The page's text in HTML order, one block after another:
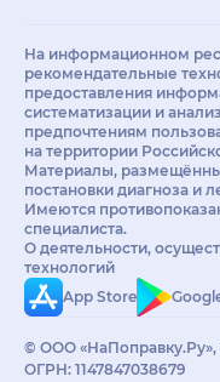
На информационном
рекомендательные
предоставления
систематизации и
предпочтениям
на территории
Материалы,
постановки диагноза и
Имеются
специалиста.
О деятельности,
технологий
App Store
© ООО «НаПоправку.Ру»,
ОГРН: 1147847038679